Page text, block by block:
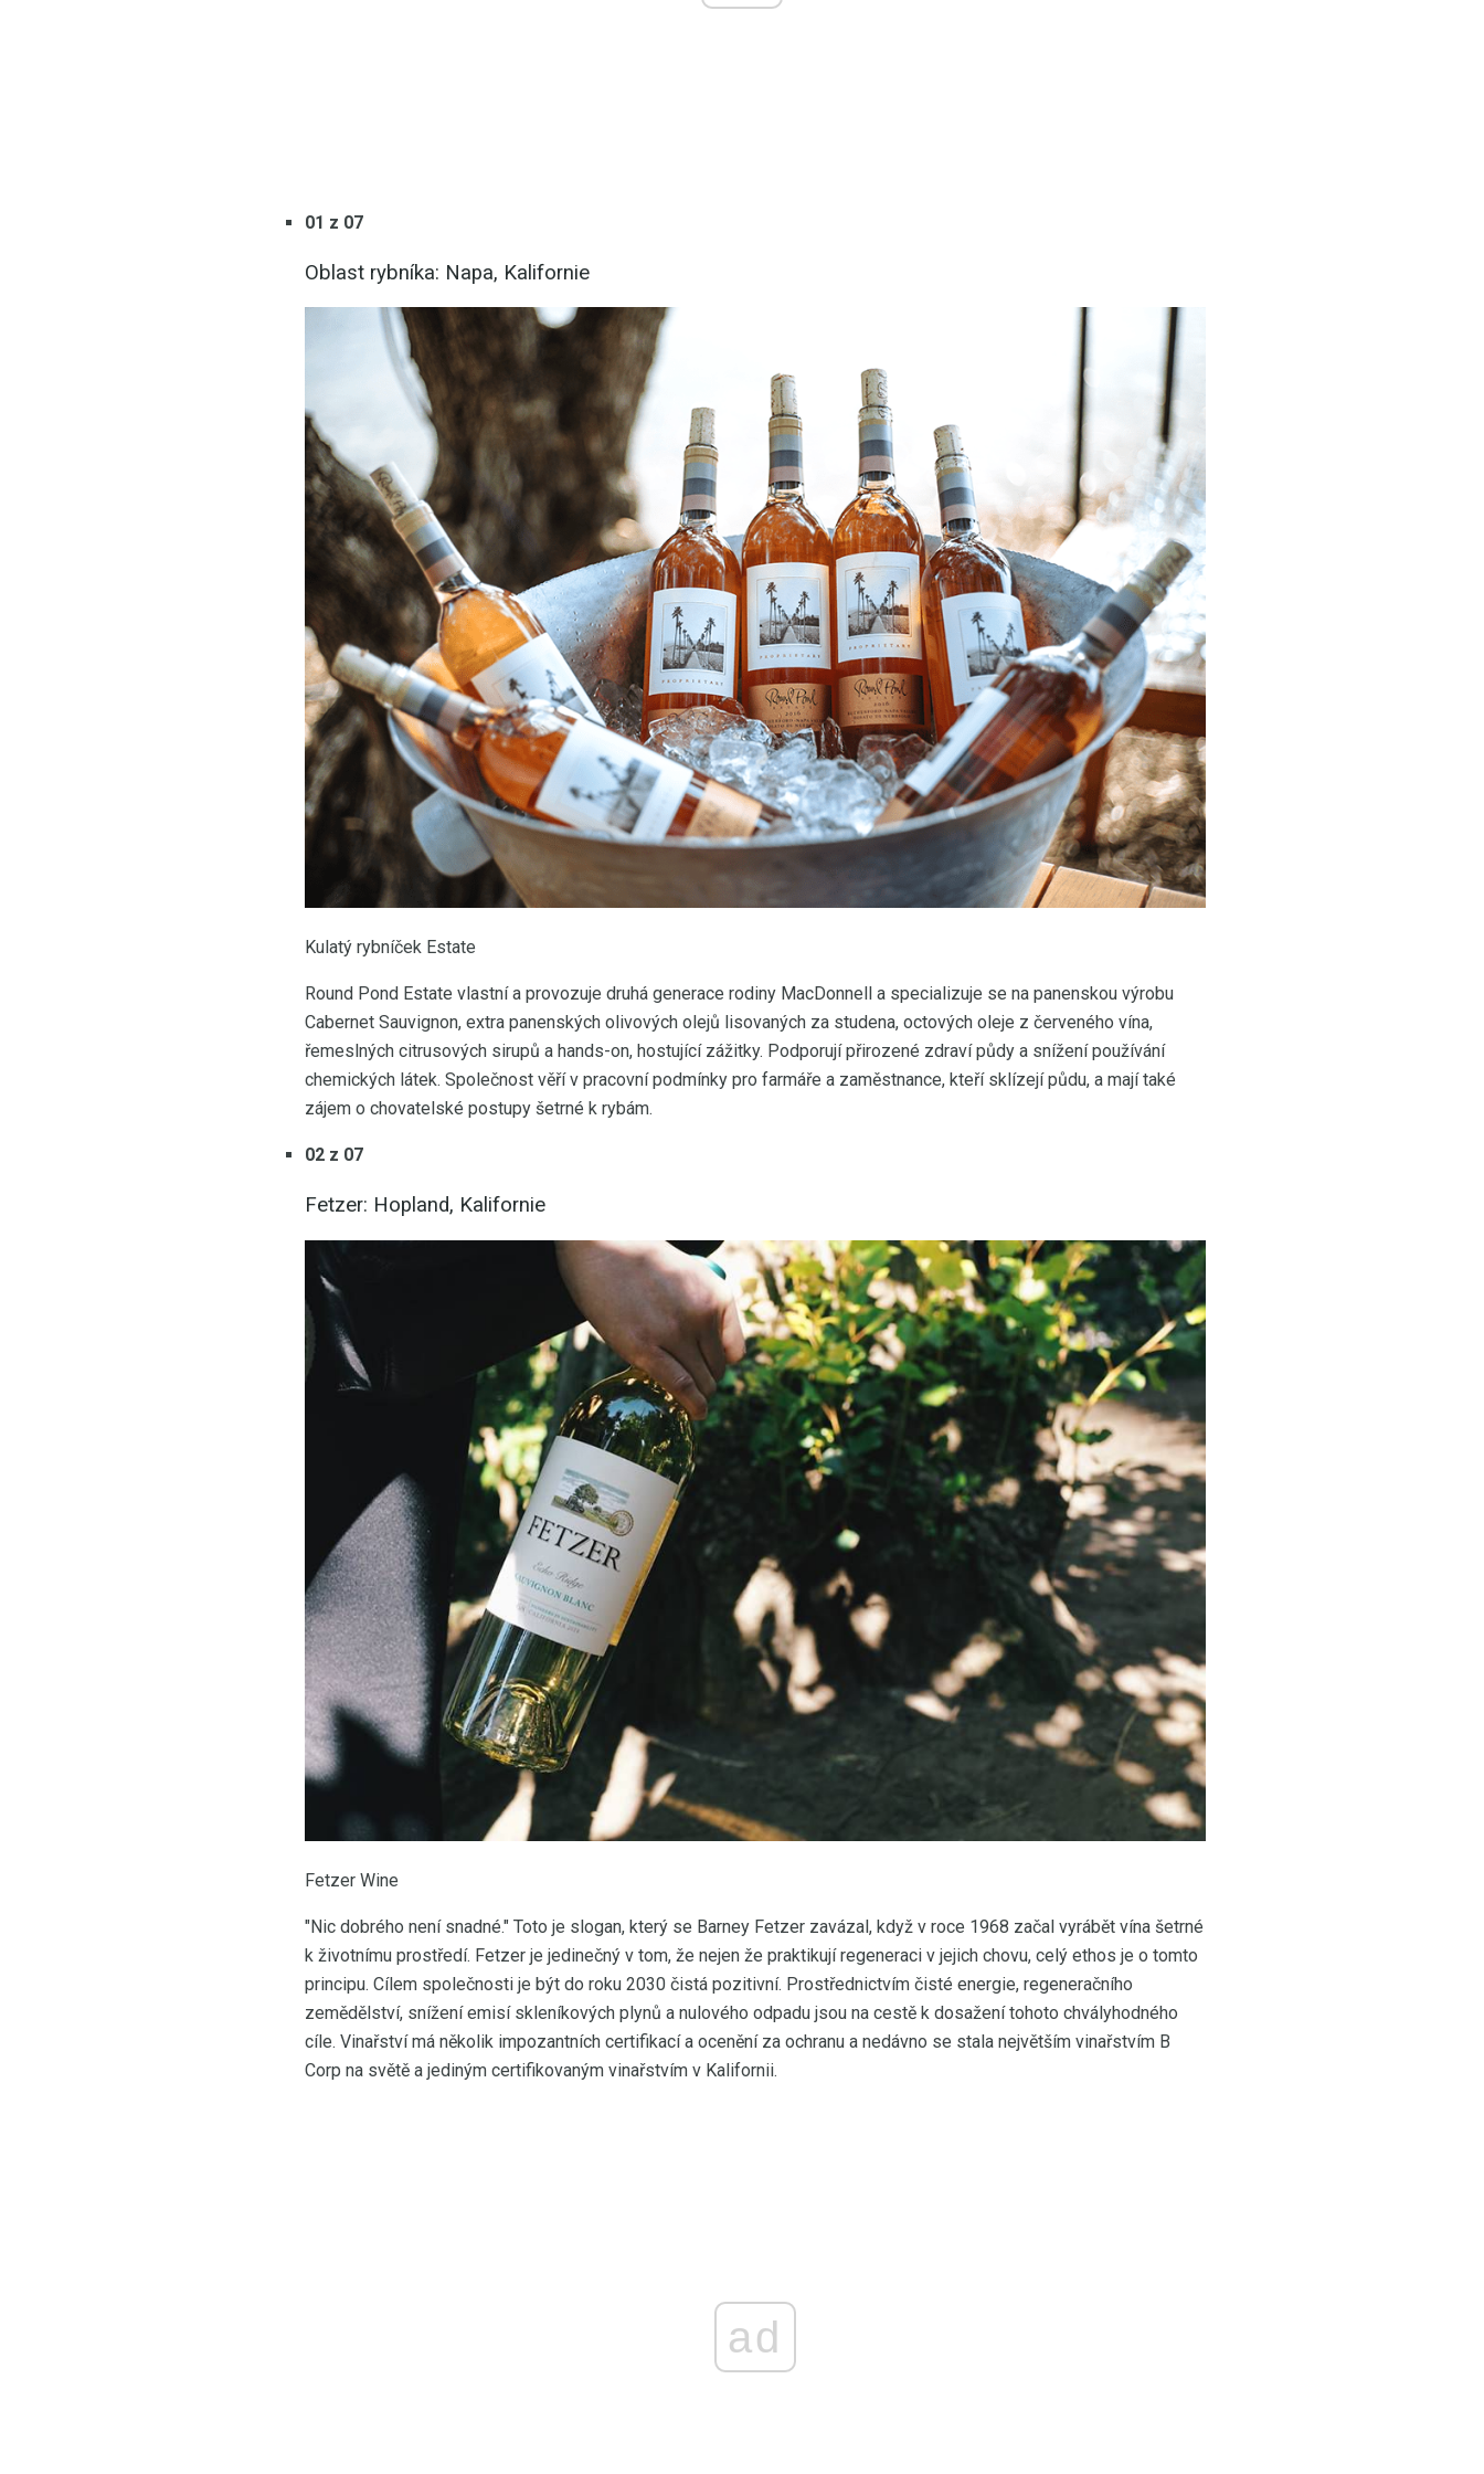
01 z 07
Oblast rybníka: Napa, Kalifornie
Kulatý rybníček Estate
Round Pond Estate vlastní a provozuje druhá generace rodiny MacDonnell a specializuje se na panenskou výrobu
Cabernet Sauvignon, extra panenských olivových olejů lisovaných za studena, octových oleje z červeného vína,
řemeslných citrusových sirupů a hands-on, hostující zážitky. Podporují přirozené zdraví půdy a snížení používání
chemických látek. Společnost věří v pracovní podmínky pro farmáře a zaměstnance, kteří sklízejí půdu, a mají také
zájem o chovatelské postupy šetrné k rybám.
02 z 07
Fetzer: Hopland, Kalifornie
Fetzer Wine
"Nic dobrého není snadné." Toto je slogan, který se Barney Fetzer zavázal, když v roce 1968 začal vyrábět vína šetrné
k životnímu prostředí. Fetzer je jedinečný v tom, že nejen že praktikují regeneraci v jejich chovu, celý ethos je o tomto
principu. Cílem společnosti je být do roku 2030 čistá pozitivní. Prostřednictvím čisté energie, regeneračního
zemědělství, snížení emisí skleníkových plynů a nulového odpadu jsou na cestě k dosažení tohoto chvályhodného
cíle. Vinařství má několik impozantních certifikací a ocenění za ochranu a nedávno se stala největším vinařstvím B
Corp na světě a jediným certifikovaným vinařstvím v Kalifornii.
ad